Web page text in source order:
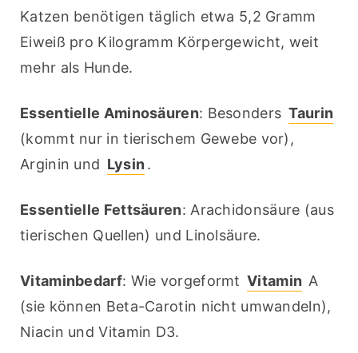
Katzen benötigen täglich etwa 5,2 Gramm
Eiweiß pro Kilogramm Körpergewicht, weit
mehr als Hunde.
Essentielle Aminosäuren: Besonders Taurin
(kommt nur in tierischem Gewebe vor),
Arginin und Lysin .
Essentielle Fettsäuren: Arachidonsäure (aus
tierischen Quellen) und Linolsäure.
Vitaminbedarf: Wie vorgeformt Vitamin A
(sie können Beta-Carotin nicht umwandeln),
Niacin und Vitamin D3.